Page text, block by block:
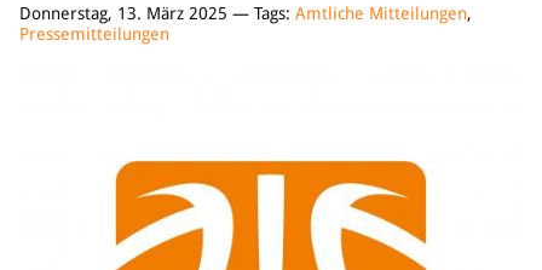
Donnerstag, 13. März 2025 — Tags: Amtliche Mitteilungen,
Pressemitteilungen